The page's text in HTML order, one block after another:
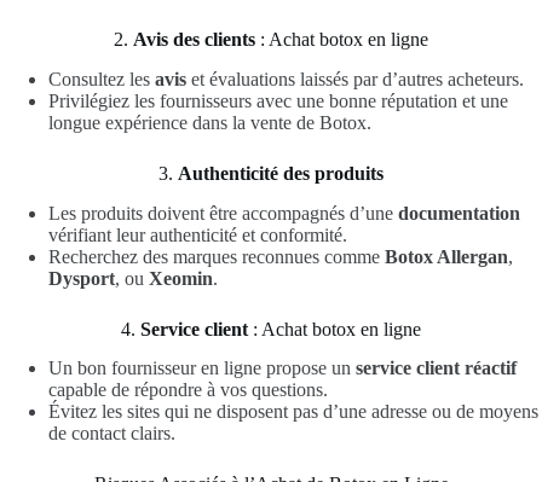
2. Avis des clients : Achat botox en ligne
Consultez les avis et évaluations laissés par d’autres acheteurs.
Privilégiez les fournisseurs avec une bonne réputation et une
longue expérience dans la vente de Botox.
3. Authenticité des produits
Les produits doivent être accompagnés d’une documentation
vérifiant leur authenticité et conformité.
Recherchez des marques reconnues comme Botox Allergan,
Dysport, ou Xeomin.
4. Service client : Achat botox en ligne
Un bon fournisseur en ligne propose un service client réactif
capable de répondre à vos questions.
Évitez les sites qui ne disposent pas d’une adresse ou de moyens
de contact clairs.